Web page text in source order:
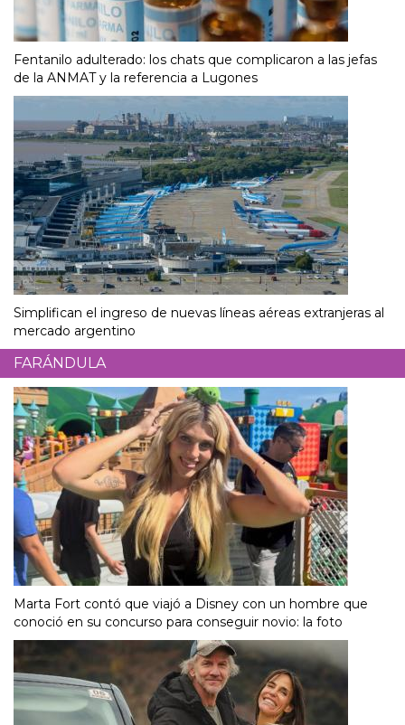
Fentanilo adulterado: los chats que complicaron a las jefas
de la ANMAT y la referencia a Lugones
Simplifican el ingreso de nuevas líneas aéreas extranjeras al
mercado argentino
FARÁNDULA
Marta Fort contó que viajó a Disney con un hombre que
conoció en su concurso para conseguir novio: la foto